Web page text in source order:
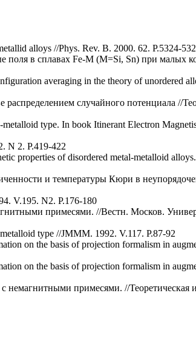
alloys //Phys. Rev. B. 2000. 62. P.5324-
в сплавах Fe-M (M=Si, Sn) при малых
averaging in the theory of unordered
случайного потенциала //
type. In book Itinerant Electron
N 2. P.419-422
properties of disordered metal-metalloid
и температуры Кюри в
V.195. N2. P.176-180
примесями. //Вестн. Москов.
type //JMMM. 1992. V.117. P.87-92
on the basis of projection formalism in
on the basis of projection formalism in
примесями. //Теоретическая